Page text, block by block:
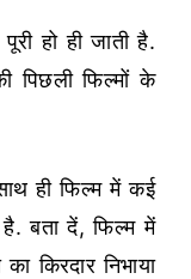
हो ही जाती है.
पिछली फिल्मों के
ही फिल्म में कई
बता दें, फिल्म में
किरदार निभाया